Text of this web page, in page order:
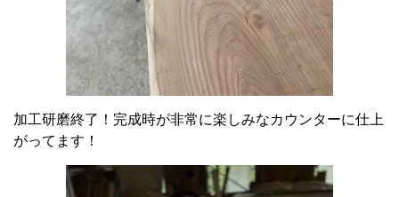
加工研磨終了！完成時が非常に楽しみなカウンターに仕上
がってます！